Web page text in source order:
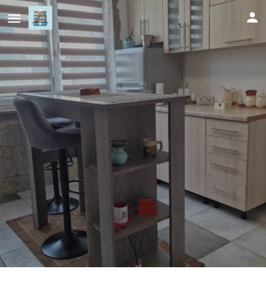
Apartman Katja Travnik
Cijena (po danu)
74KM